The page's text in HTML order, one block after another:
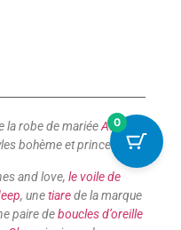
la robe de mariéeAube
bohème et princesse.
and love, le voile de
, unetiarede la marque
paire deboucles d’oreille
0